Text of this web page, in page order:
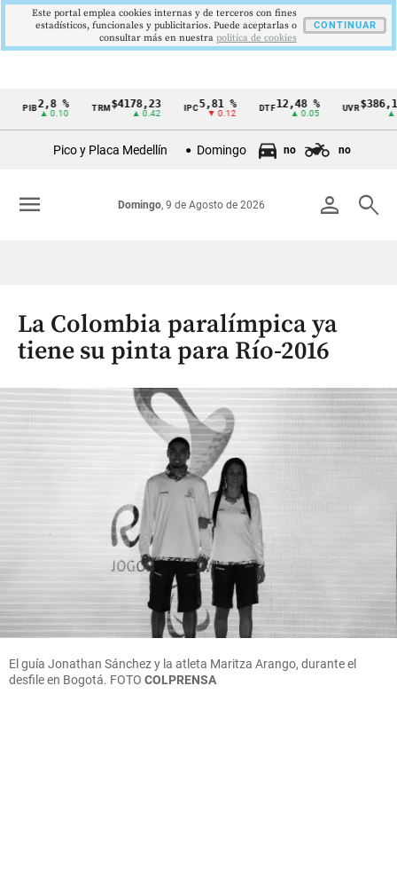
Cintillo
Colombia
2,8 %
▲ 0.10
TRM $4178,23
▲ 0.42
IPC 5,81 %
▼ 0.12
DTF 12,48 %
▲ 0.05
UVR $386,1273
▲ 0.03
Pico y Placa Medellín Domingo no no
person search
Domingo, 9 de Agosto de 2026
menu
La Colombia paralímpica ya
tiene su pinta para Río-2016
El guía Jonathan Sánchez y la atleta Maritza Arango, durante el
desfile en Bogotá. FOTO COLPRENSA
Este portal emplea cookies internas y de terceros con fines
estadísticos, funcionales y publicitarios. Puede aceptarlas o
consultar más en nuestra politica de cookies
CONTINUAR